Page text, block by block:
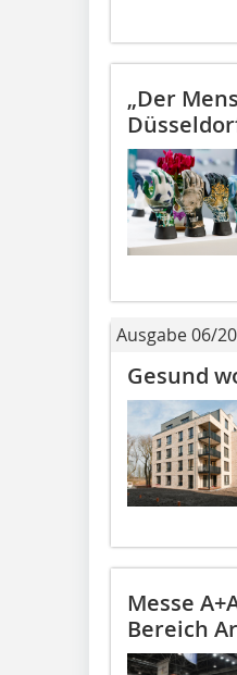
„Der
Ausgabe 06/
Gesund
Messe
Bereich